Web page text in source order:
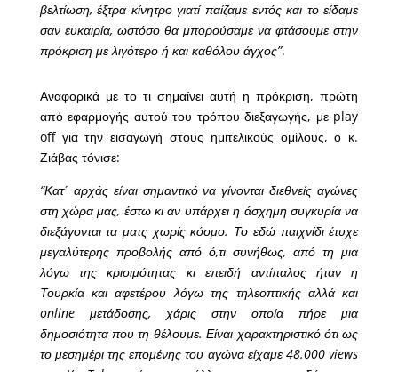
βελτίωση, έξτρα κίνητρο γιατί παίζαμε εντός και το είδαμε
σαν ευκαιρία, ωστόσο θα μπορούσαμε να φτάσουμε στην
πρόκριση με λιγότερο ή και καθόλου άγχος”.
Αναφορικά με το τι σημαίνει αυτή η πρόκριση, πρώτη
από εφαρμογής αυτού του τρόπου διεξαγωγής, με play
off για την εισαγωγή στους ημιτελικούς ομίλους, ο κ.
Ζιάβας τόνισε:
“Κατ΄ αρχάς είναι σημαντικό να γίνονται διεθνείς αγώνες
στη χώρα μας, έστω κι αν υπάρχει η άσχημη συγκυρία να
διεξάγονται τα ματς χωρίς κόσμο. Το εδώ παιχνίδι έτυχε
μεγαλύτερης προβολής από ό,τι συνήθως, από τη μια
λόγω της κρισιμότητας κι επειδή αντίπαλος ήταν η
Τουρκία και αφετέρου λόγω της τηλεοπτικής αλλά και
online μετάδοσης, χάρις στην οποία πήρε μια
δημοσιότητα που τη θέλουμε. Είναι χαρακτηριστικό ότι ως
το μεσημέρι της επομένης του αγώνα είχαμε 48.000 views